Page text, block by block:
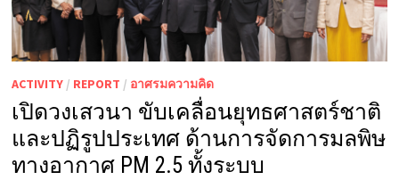
ACTIVITY/ REPORT / อาศรมความคิด
เปิดวงเสวนา ขับเคลื่อนยุทธศาสตร์ชาติ
และปฏิรูปประเทศ ด้านการจัดการมลพิษ
ทางอากาศ PM 2.5 ทั้งระบบ